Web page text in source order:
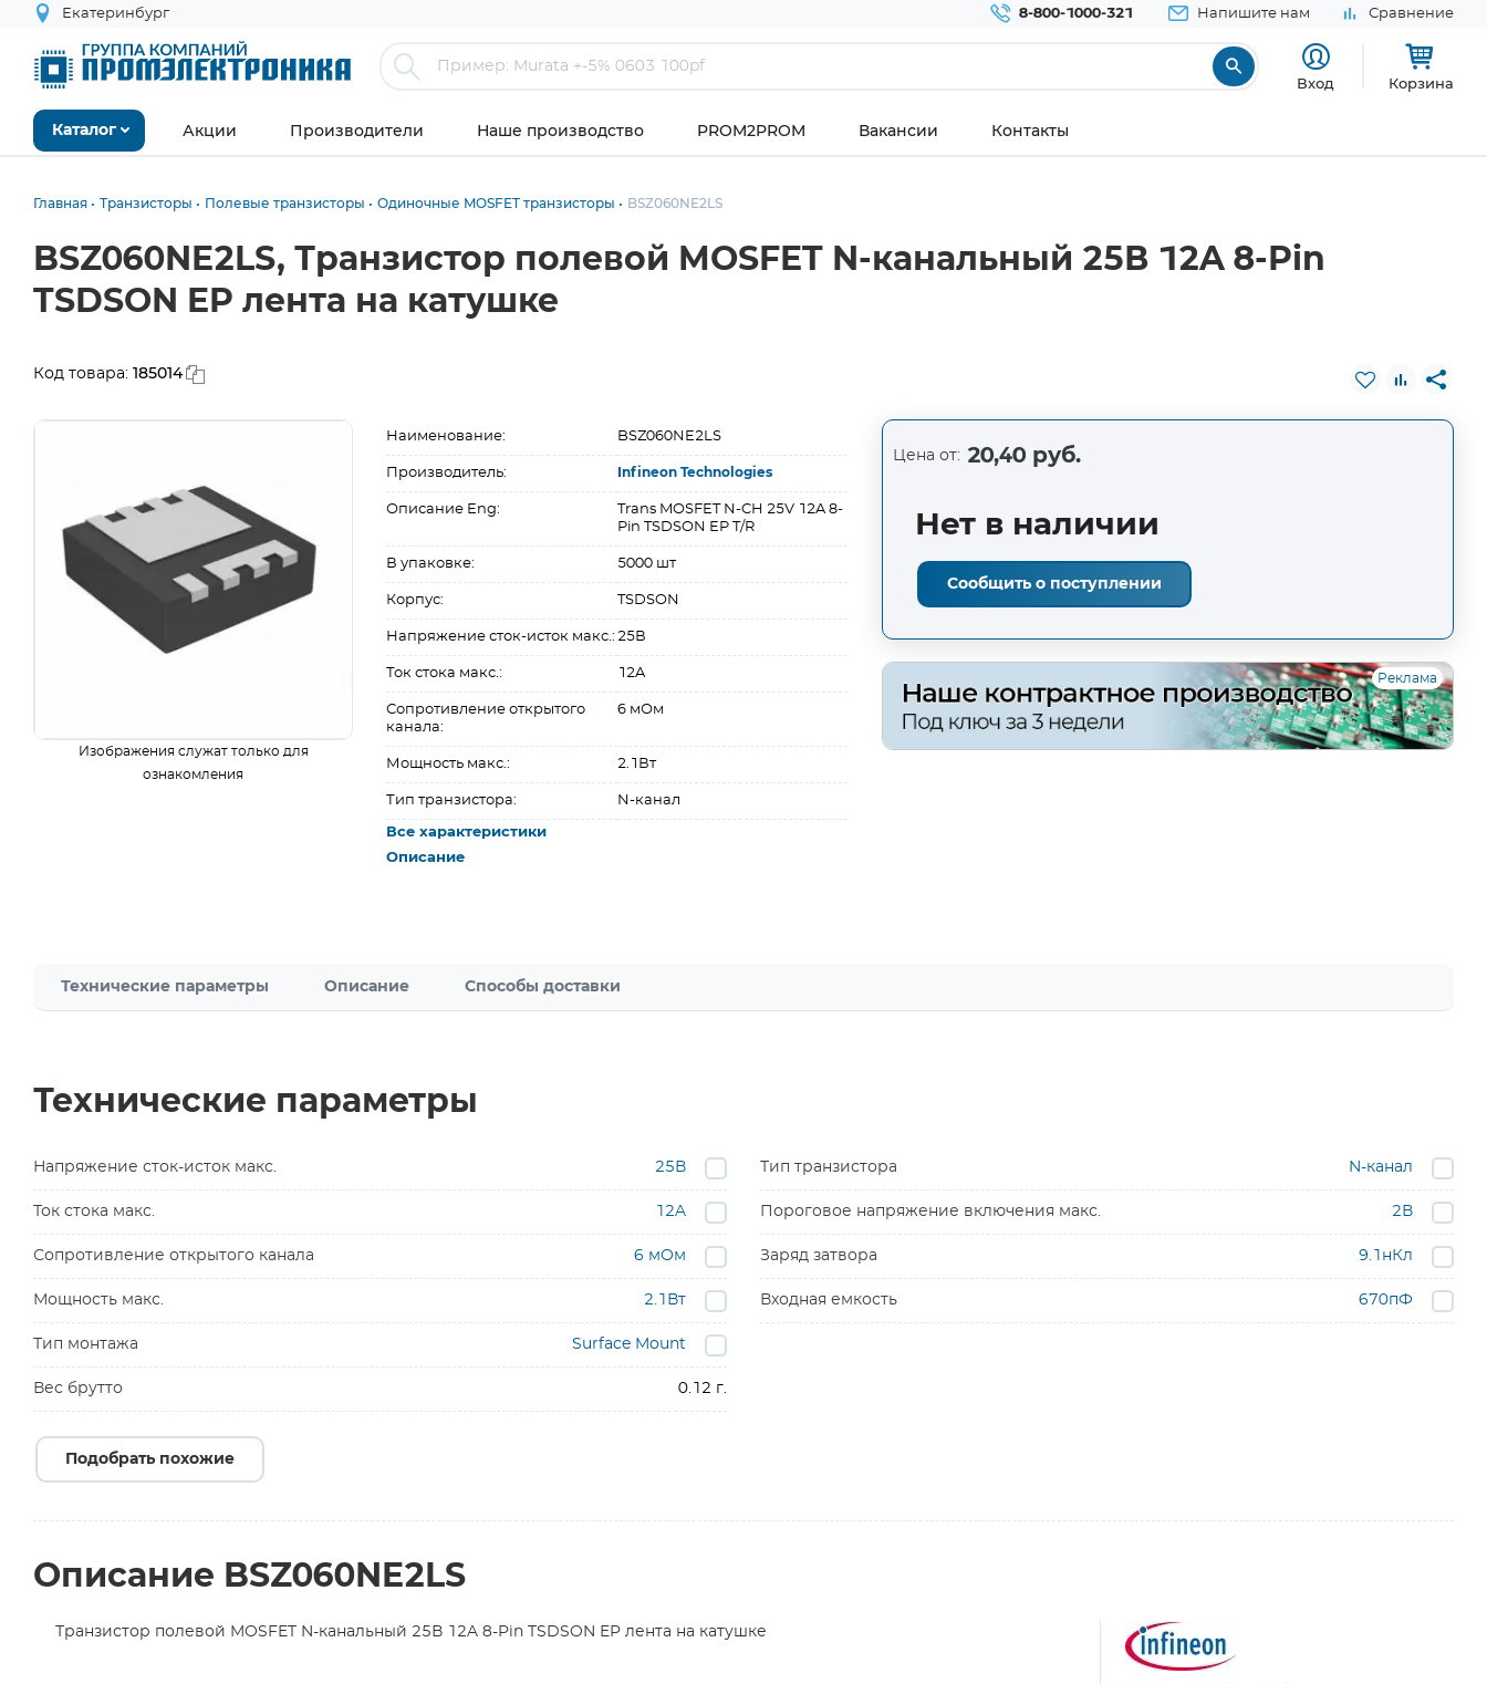
Екатеринбург 8-800-1000-321 Напишите нам Сравнение
Вход Корзина
Каталог Акции Производители Наше производство PROM2PROM Вакансии Контакты
Главная Транзисторы Полевые транзисторы Одиночные MOSFET транзисторы BSZ060NE2LS
BSZ060NE2LS, Транзистор полевой MOSFET N-канальный 25В 12A 8-Pin
TSDSON EP лента на катушке
Код товара: 185014
Изображения служат только для
ознакомления
Наименование: BSZ060NE2LS
Производитель: Infineon Technologies
Описание Eng:
Trans MOSFET N-CH 25V 12A 8-
Pin TSDSON EP T/R
В упаковке: 5000 шт
Корпус: TSDSON
Напряжение сток-исток макс.: 25В
Ток стока макс.: 12A
Сопротивление открытого
канала:
6 мОм
Мощность макс.: 2.1Вт
Тип транзистора: N-канал
Все характеристики
Описание
Цена от: 20,40 руб.
Нет в наличии
Сообщить о поступлении
Реклама
Технические параметры Описание Способы доставки
Технические параметры
Напряжение сток-исток макс. 25В
Ток стока макс. 12A
Сопротивление открытого канала 6 мОм
Мощность макс. 2.1Вт
Тип транзистора N-канал
Пороговое напряжение включения макс. 2В
Заряд затвора 9.1нКл
Входная емкость 670пФ
Тип монтажа Surface Mount
Вес брутто 0.12 г.
Подобрать похожие
Описание BSZ060NE2LS
Транзистор полевой MOSFET N-канальный 25В 12A 8-Pin TSDSON EP лента на катушке